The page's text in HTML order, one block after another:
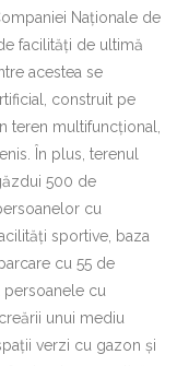
Naționale de
facilități de ultimă
acestea se
construit pe
teren multifuncțional,
În plus, terenul
500 de
cu
sportive, baza
cu 55 de
cu
unui mediu
verzi cu gazon și